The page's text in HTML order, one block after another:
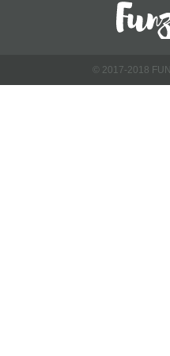
© 2017-2018